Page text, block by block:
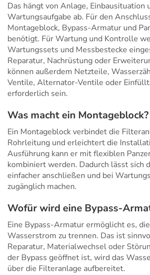
Das hängt von Anlage, Einbausituation
Wartungsaufgabe ab. Für den
Montageblock, Bypass-Armatur und
benötigt. Für Wartung und Kontrolle
Wartungssets und Messbestecke
Reparatur, Nachrüstung oder
können außerdem Netzteile,
Ventile, Alternator-Ventile oder
erforderlich sein.
Was macht ein Montageblock?
Ein Montageblock verbindet die
Rohrleitung und erleichtert die
Ausführung kann er mit flexiblen
kombiniert werden. Dadurch lässt sich
einfacher anschließen und bei
zugänglich machen.
Wofür wird eine Bypass-
Eine Bypass-Armatur ermöglicht es,
Wasserstrom zu trennen. Das ist
Reparatur, Materialwechsel oder
der Bypass geöffnet ist, wird das
über die Filteranlage aufbereitet.